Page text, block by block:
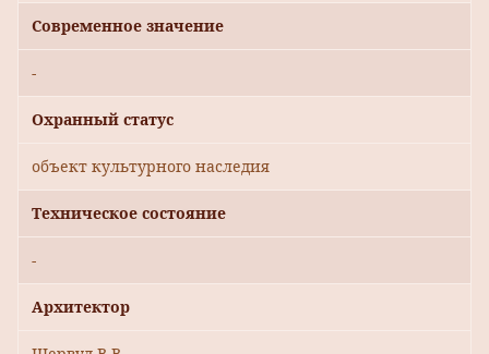
Современное значение
-
Охранный статус
объект культурного наследия
Техническое состояние
-
Архитектор